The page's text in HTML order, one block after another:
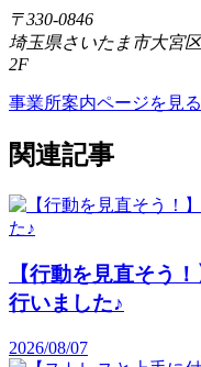
〒330-0846
埼玉県さいたま市大宮
2F
事業所案内ページを見る
関連記事
【行動を見直そう
行いました♪
2026/08/07